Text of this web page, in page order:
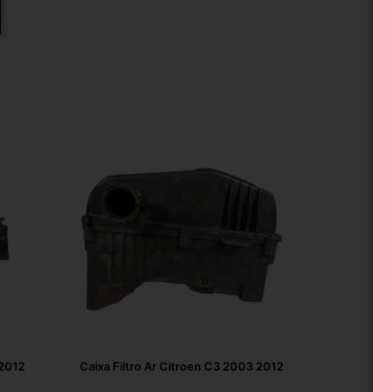
Caixa Filtro Ar Citroen C3 2003 2012